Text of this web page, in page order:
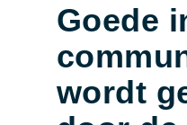
Goede
wordt